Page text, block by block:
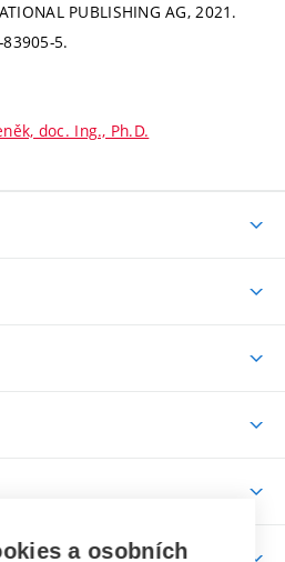
PUBLISHING AG, 2021.
5.
doc. Ing., Ph.D.
roku
studentů
a osobních